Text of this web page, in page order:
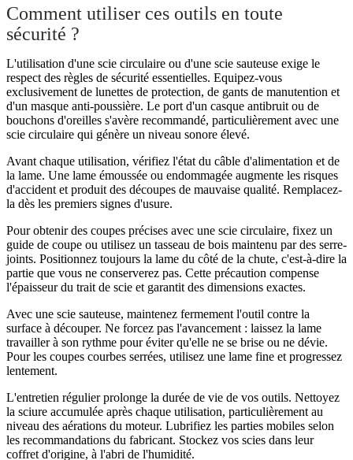
Comment utiliser ces outils en toute
sécurité ?
L'utilisation d'une scie circulaire ou d'une scie sauteuse exige le
respect des règles de sécurité essentielles. Equipez-vous
exclusivement de lunettes de protection, de gants de manutention et
d'un masque anti-poussière. Le port d'un casque antibruit ou de
bouchons d'oreilles s'avère recommandé, particulièrement avec une
scie circulaire qui génère un niveau sonore élevé.
Avant chaque utilisation, vérifiez l'état du câble d'alimentation et de
la lame. Une lame émoussée ou endommagée augmente les risques
d'accident et produit des découpes de mauvaise qualité. Remplacez-
la dès les premiers signes d'usure.
Pour obtenir des coupes précises avec une scie circulaire, fixez un
guide de coupe ou utilisez un tasseau de bois maintenu par des serre-
joints. Positionnez toujours la lame du côté de la chute, c'est-à-dire la
partie que vous ne conserverez pas. Cette précaution compense
l'épaisseur du trait de scie et garantit des dimensions exactes.
Avec une scie sauteuse, maintenez fermement l'outil contre la
surface à découper. Ne forcez pas l'avancement : laissez la lame
travailler à son rythme pour éviter qu'elle ne se brise ou ne dévie.
Pour les coupes courbes serrées, utilisez une lame fine et progressez
lentement.
L'entretien régulier prolonge la durée de vie de vos outils. Nettoyez
la sciure accumulée après chaque utilisation, particulièrement au
niveau des aérations du moteur. Lubrifiez les parties mobiles selon
les recommandations du fabricant. Stockez vos scies dans leur
coffret d'origine, à l'abri de l'humidité.